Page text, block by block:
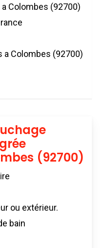
Colombes (92700)
a Colombes (92700)
(92700)
ou extérieur.
bain